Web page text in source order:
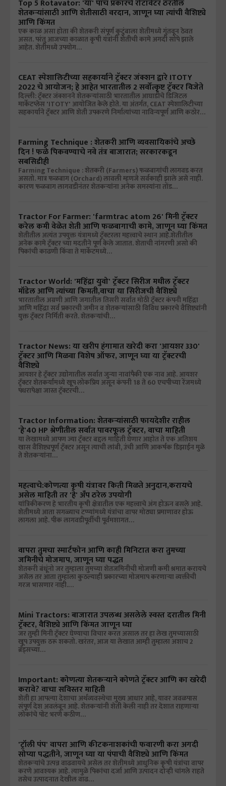
Top 5 Rotavator: 'या' पाच प्रकारचे रोटावेटर ठरतील
शेतकऱ्यांसाठी आणि शेतीसाठी वरदान, जाणून घ्या त्यांची वैशिष्ट्ये
आणि किंमत
एक काळ असा होता की शेतकरी संपूर्ण कुटुंबाला शेतीमध्ये गुंतवून ठेवत
असत. परंतु आजच्या काळात कृषी यंत्रांनी शेतीची कामे अगदी सोपे झाले
आहेत. शेतीमध्ये उपयोग…
CEAT स्पेशालिटीच्या सहकार्याने ट्रॅक्टर जंक्शन द्वारे ITOTY
2022 चे आयोजन; हे आहेत भारतातील 2 सर्वोत्कृष्ट ट्रॅक्टर विजेते
दिल्ली: ट्रॅक्टर जंक्शनने शेतकऱ्यांसाठी भारतातील आघाडीचे डिजिटल
मार्केटप्लेस 'ITOTY' आयोजित केले होते. या अंतर्गत, CEAT स्पेशालिटीच्या
सहकार्याने ट्रॅक्टर आणि शेती उपकरणे निर्मात्यांच्या नाविन्यपूर्ण आणि कठोर…
Farming Technique : शेतकरी आणि व्यवसायिकांचे अच्छे
दिन ! फळे पिकवण्याचे नवे तंत्र बाजारात; सरकारकडून
सबसिडीही
Farming Technique : शेतकरी (Farmers) फळबागांची लागवड करत
असतो. मात्र फळबाग (Orchard) लावली म्हणजे सर्वकाही झाले असे नाही.
कारण फळबाग लागवडीनंतर शेतकऱ्यांना अनेक समस्यांना तोंड…
Tractor For Farmer: 'farmtrac atom 26' मिनी ट्रॅक्टर
करेल कमी वेळेत शेती आणि फळबागाची कामे, जाणून घ्या किंमत
शेतीतील अत्यंत उपयुक्त यंत्रामध्ये ट्रॅक्टरला महत्त्वाचे स्थान आहे.शेतीतील
अनेक कामे ट्रॅक्टर च्या मदतीने पूर्ण केले जातात. शेताची नांगरणी असो की
पिकांची काढणी किंवा ते मार्केटमध्ये…
Tractor World: 'महिंद्रा युवो' ट्रॅक्टर सिरीज मधील ट्रॅक्टर
मॉडेल आणि त्यांच्या किमती,वाचा या सिरीजची वैशिष्ट्ये
भारतातील अग्रणी आणि जगातील तिसरी सर्वात मोठी ट्रॅक्टर कंपनी महिंद्रा
आणि महिंद्रा सर्व प्रकारची जमीन व शेतकऱ्यांसाठी विविध प्रकारचे वैशिष्ट्यांनी
युक्त ट्रॅक्टर निर्मिती करते. शेतकऱ्यांची…
Tractor News: या खरीप हंगामात खरेदी करा 'आयशर 330'
ट्रॅक्टर आणि मिळवा विशेष ऑफर, जाणून घ्या या ट्रॅक्टरची
वैशिष्ट्ये
आयशर हे ट्रॅक्टर उद्योगातील सर्वात जुन्या नावांपैकी एक नाव आहे. आयशर
ट्रॅक्टर शेतकर्यांमध्ये खूप लोकप्रिय असून कंपनी 18 ते 60 एचपीच्या रेंजमध्ये
पंधरापेक्षा जास्त ट्रॅक्टरची…
Tractor Information: शेतकऱ्यांसाठी फायदेशीर राहील
'हे'40 HP श्रेणीतील सर्वात पावरफूल ट्रॅक्टर, वाचा माहिती
या लेखामध्ये आपण ज्या ट्रॅक्टर बद्दल माहिती घेणार आहोत ते एक अतिशय
खास वैशिष्ट्यपूर्ण ट्रॅक्टर असून त्याची लांबी, उंची आणि आकर्षक डिझाईन मुळे
ते शेतकऱ्यांना…
महत्वाचे:कोणत्या कृषी यंत्रावर किती मिळते अनुदान,करायचे
असेल माहिती तर 'हे' अँप ठरेल उपयोगी
यांत्रिकीकरण हे भारतीय कृषी क्षेत्रातील एक महत्त्वाचे अंग होऊन बसले आहे.
शेतीमध्ये आता सगळ्याच टप्प्यांमध्ये यंत्रांचा वापर मोठ्या प्रमाणावर होऊ
लागला आहे. पीक लागवडीपूर्वीची पूर्वमशागत…
वापरा तुमचा स्मार्टफोन आणि काही मिनिटात करा तुमच्या
जमिनीचे मोजमाप, जाणून घ्या पद्धत
शेतकरी बंधूंनो जर तुम्हाला तुमच्या शेतजमिनीची मोजणी कमी श्रमात करायचे
असेल तर आता तुम्हाला कुठल्याही प्रकारच्या मोजमाप करणाऱ्या व्यक्तीची
गरज भासणार नाही.…
Mini Tractors: बाजारात उपलब्ध असलेले स्वस्त दरातील मिनी
ट्रॅक्टर, वैशिष्ट्ये आणि किंमत जाणून घ्या
जर तुम्ही मिनी ट्रॅक्टर घेण्याचा विचार करत असाल तर हा लेख तुमच्यासाठी
खूप उपयुक्त ठरू शकतो. खरंतर, आज या लेखात आम्ही तुम्हाला अशाच 2
ब्रँड्सच्या…
Important: कोणत्या शेतकऱ्याने कोणते ट्रॅक्टर आणि का खरेदी
करावे? वाचा सविस्तर माहिती
शेती हा आपल्या देशाचा अर्थव्यवस्थेचा मुख्य आधार आहे, यावर जवळपास
संपूर्ण देश अवलंबून आहे. शेतकऱ्यांनी शेती केली नाही तर देशात राहणाऱ्या
लोकांचे पोट भरणे कठीण…
'ट्रॉली पंप' वापरा आणि कीटकनाशकांची फवारणी करा अगदी
सोप्या पद्धतीने, जाणून घ्या या पंपाची वैशिष्ट्ये आणि किंमत
शेतकऱ्यांचे उत्पन्न वाढवायचे असेल तर शेतीमध्ये आधुनिक कृषी यंत्रांचा वापर
करणे आवश्यक आहे. त्यामुळे पिकांचा दर्जा आणि उत्पादन दोन्ही चांगले राहते
तसेच उत्पादनात देखील वाढ…